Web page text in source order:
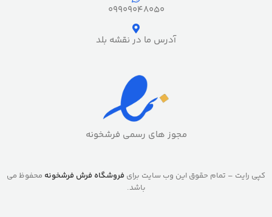
09909048050
آدرس ما در نقشه بلد
مجوز های رسمی فرشخونه
کپی رایت – تمام حقوق این وب سایت برای فروشگاه فرش فرشخونه محفوظ می
باشد.